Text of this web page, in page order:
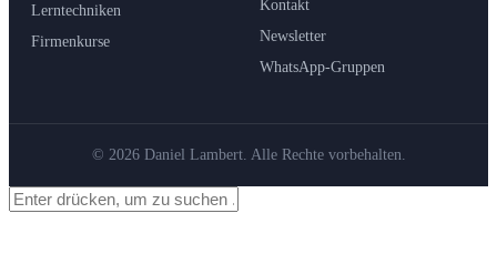
Lerntechniken
Firmenkurse
Kontakt
Newsletter
WhatsApp-Gruppen
© 2026 Daniel Lambert. Alle Rechte vorbehalten.